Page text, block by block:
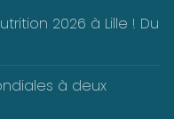
2026 à Lille ! Du
à deux